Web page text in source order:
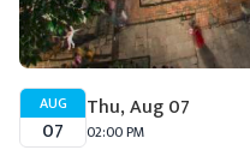
AUG
07
Thu, Aug 07
02:00 PM